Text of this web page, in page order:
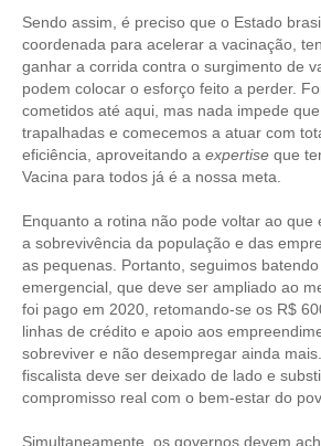
HOMOLOGAÇÕES
PISO SALARIAL
FIQUE POR DENTRO
OPORTUNIDADES
APRESENTAÇÃO
EMPREGO E ESTÁGIO
CARREIRA
AUTÔNOMOS E SERVIÇOS
NEWSLETTER
Sendo assim, é preciso que o Estado
coordenada para acelerar a vacinação,
ganhar a corrida contra o surgimento de
podem colocar o esforço feito a perder.
cometidos até aqui, mas nada impede
trapalhadas e comecemos a atuar com
eficiência, aproveitando a expertise que
Vacina para todos já é a nossa meta.
Enquanto a rotina não pode voltar ao que
a sobrevivência da população e das
as pequenas. Portanto, seguimos
emergencial, que deve ser ampliado ao
foi pago em 2020, retomando-se os R$
linhas de crédito e apoio aos
sobreviver e não desempregar ainda
fiscalista deve ser deixado de lado e
compromisso real com o bem-estar do
Simultaneamente, os governos devem